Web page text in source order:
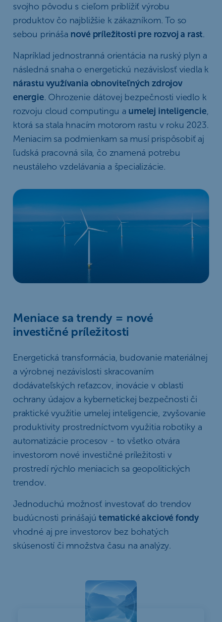
svojho pôvodu s cieľom priblížiť výrobu
produktov čo najbližšie k zákazníkom. To so
sebou prináša nové príležitosti pre rozvoj a rast.
Napríklad jednostranná orientácia na ruský plyn a
následná snaha o energetickú nezávislosť viedla k
nárastu využívania obnoviteľných zdrojov
energie. Ohrozenie dátovej bezpečnosti viedlo k
rozvoju cloud computingu a umelej inteligencie,
ktorá sa stala hnacím motorom rastu v roku 2023.
Meniacim sa podmienkam sa musí prispôsobiť aj
ľudská pracovná sila, čo znamená potrebu
neustáleho vzdelávania a špecializácie.
Meniace sa trendy = nové
investičné príležitosti
Energetická transformácia, budovanie materiálnej
a výrobnej nezávislosti skracovaním
dodávateľských reťazcov, inovácie v oblasti
ochrany údajov a kybernetickej bezpečnosti či
praktické využitie umelej inteligencie, zvyšovanie
produktivity prostredníctvom využitia robotiky a
automatizácie procesov - to všetko otvára
investorom nové investičné príležitosti v
prostredí rýchlo meniacich sa geopolitických
trendov.
Jednoduchú možnosť investovať do trendov
budúcnosti prinášajútematické akciové fondy
vhodné aj pre investorov bez bohatých
skúseností či množstva času na analýzy.